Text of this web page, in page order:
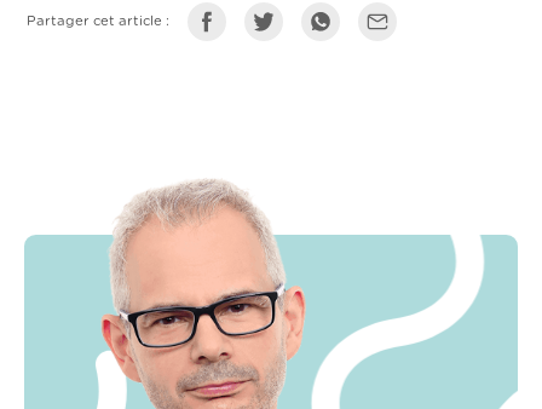
Partager cet article :